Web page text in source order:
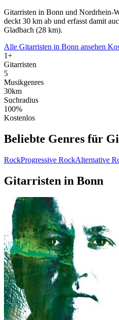
Gitarristen in Bonn und Nordrhein-
deckt 30 km ab und erfasst damit
Gladbach (28 km).
Alle Gitarristen in Bonn ansehen
1+
Gitarristen
5
Musikgenres
30km
Suchradius
100%
Kostenlos
Beliebte Genres für
RockProgressive RockAlternative
Gitarristen in Bonn